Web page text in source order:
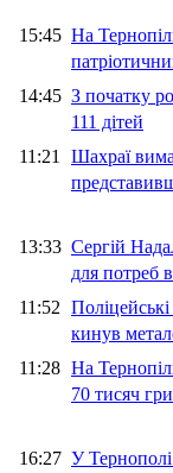
15:45 На
14:45 З початку
111 дітей
11:21 Шахраї
13:33 Сергій
для потреб
11:52
кинув
11:28 На
70 тисяч
16:27 У